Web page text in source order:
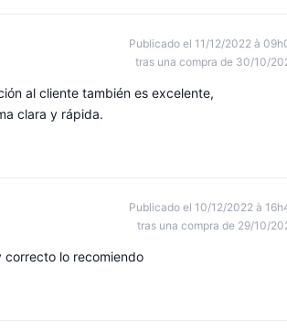
Publicado el 11/12/2022 à
tras una compra de 30/10/
al cliente también es excelente,
clara y rápida.
Publicado el 10/12/2022 à
tras una compra de 29/10/
correcto lo recomiendo